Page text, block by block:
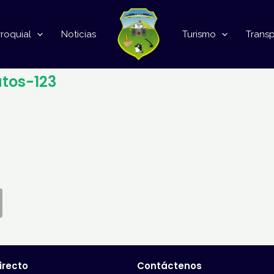
Noticias Turismo
123
Contáctenos